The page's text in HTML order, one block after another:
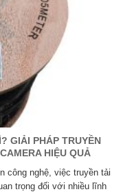
GIẢI PHÁP TRUYỀN
HIỆU QUẢ
công nghệ, việc truyền tải
trọng đối với nhiều lĩnh